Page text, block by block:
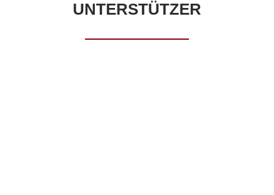
UNTERSTÜTZER